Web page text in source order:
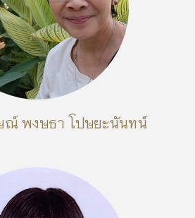
ณ์ พงษธา โปษยะนันทน์